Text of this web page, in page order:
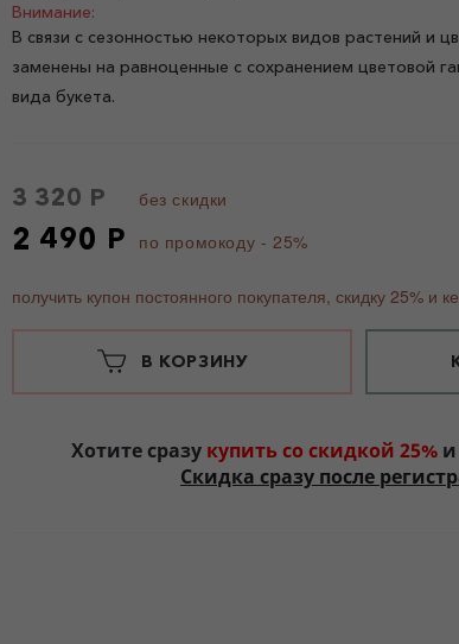
Внимание:
В связи с сезонностью некоторых видов растений и
заменены на равноценные с сохранением цветовой
вида букета.
3 320 Р без скидки
2 490 Р по промокоду - 25%
получить купон постоянного покупателя, скидку 25% и
В КОРЗИНУ
Хотите сразу купить со скидкой 25%и
Скидка сразу после